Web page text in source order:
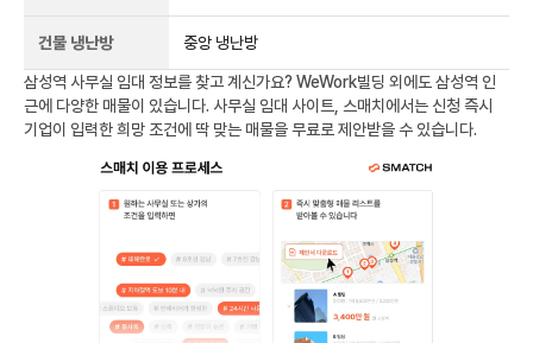
건물 냉난방 중앙 냉난방
삼성역 사무실 임대 정보를 찾고 계신가요? WeWork빌딩 외에도 삼성역 인
근에 다양한 매물이 있습니다. 사무실 임대 사이트, 스매치에서는 신청 즉시
기업이 입력한 희망 조건에 딱 맞는 매물을 무료로 제안받을 수 있습니다.